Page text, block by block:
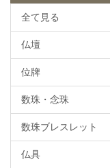
全て見る
仏壇
位牌
数珠・念珠
数珠ブレスレット
仏具